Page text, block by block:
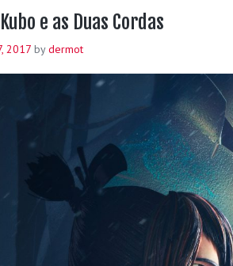
Kubo e as Duas Cordas
2017 bydermot